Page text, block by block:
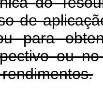
de
para
ou